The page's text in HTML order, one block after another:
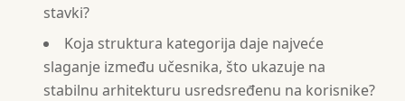
stavki?
Koja struktura kategorija daje najveće
slaganje između učesnika, što ukazuje na
stabilnu arhitekturu usredsređenu na korisnike?